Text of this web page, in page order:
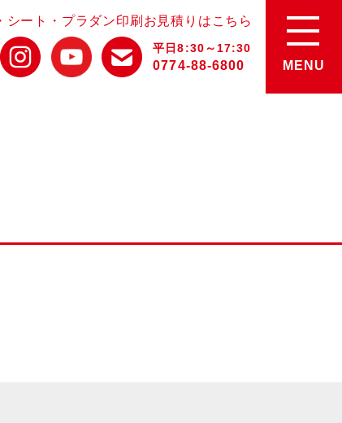
シート・プラダン印刷お見積りはこちら
平日8:30～17:30
0774-88-6800 MENU